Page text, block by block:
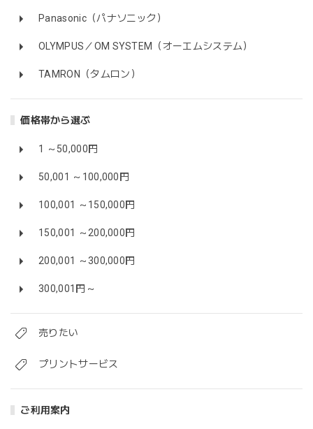
Panasonic（パナソニック）
OLYMPUS／OM SYSTEM（オーエムシステム）
TAMRON（タムロン）
価格帯から選ぶ
1 ～50,000円
50,001 ～100,000円
100,001 ～150,000円
150,001 ～200,000円
200,001 ～300,000円
300,001円～
売りたい
プリントサービス
ご利用案内